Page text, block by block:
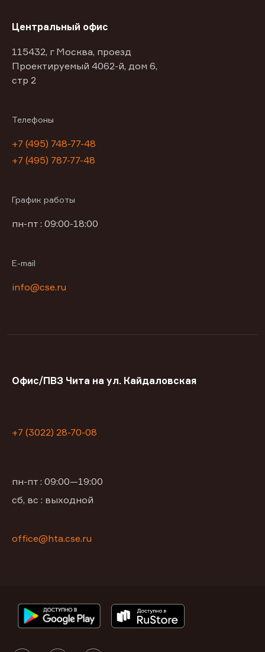
Центральный офис
115432, г Москва, проезд
Проектируемый 4062-й, дом 6,
стр 2
Телефоны
+7 (495) 748-77-48
+7 (495) 787-77-48
График работы
пн-пт : 09:00-18:00
E-mail
info@cse.ru
Офис/ПВЗ Чита на ул. Кайдаловская
+7 (3022) 28-70-08
пн-пт : 09:00—19:00
сб, вс : выходной
office@hta.cse.ru